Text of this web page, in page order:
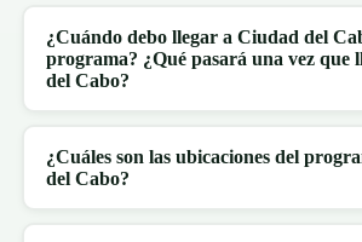
¿Cuándo debo llegar a Ciudad del
programa? ¿Qué pasará una vez que
del Cabo?
¿Cuáles son las ubicaciones del
del Cabo?